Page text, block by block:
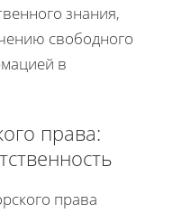
знания,
свободного
в
права:
права